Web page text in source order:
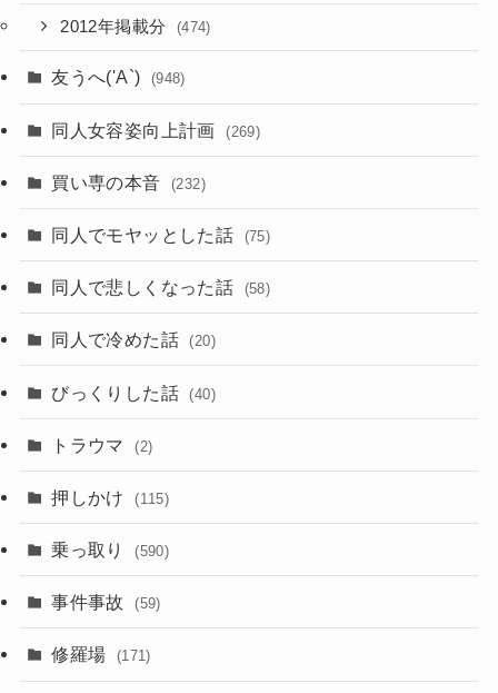
2012年掲載分 (474)
友うへ('A`) (948)
同人女容姿向上計画 (269)
買い専の本音 (232)
同人でモヤッとした話 (75)
同人で悲しくなった話 (58)
同人で冷めた話 (20)
びっくりした話 (40)
トラウマ (2)
押しかけ (115)
乗っ取り (590)
事件事故 (59)
修羅場 (171)